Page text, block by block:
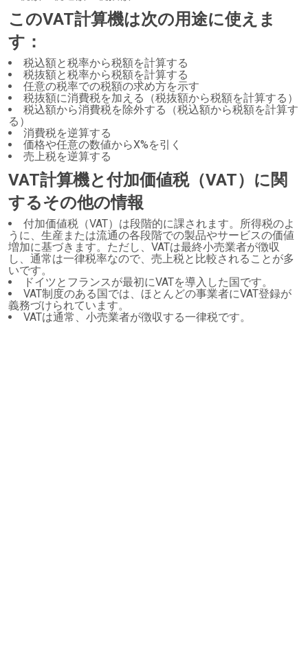
このVAT計算機は次の用途に使えま
す：
税込額と税率から税額を計算する
税抜額と税率から税額を計算する
任意の税率での税額の求め方を示す
税抜額に消費税を加える（税抜額から税額を計算する）
税込額から消費税を除外する（税込額から税額を計算す
る）
消費税を逆算する
価格や任意の数値からX%を引く
売上税を逆算する
VAT計算機と付加価値税（VAT）に関
するその他の情報
付加価値税（VAT）は段階的に課されます。所得税のよ
うに、生産または流通の各段階での製品やサービスの価値
増加に基づきます。ただし、VATは最終小売業者が徴収
し、通常は一律税率なので、売上税と比較されることが多
いです。
ドイツとフランスが最初にVATを導入した国です。
VAT制度のある国では、ほとんどの事業者にVAT登録が
義務づけられています。
VATは通常、小売業者が徴収する一律税です。